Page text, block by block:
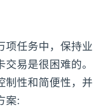
项任务中，保持业
易是很困难的。
制性和简便性，并
案: